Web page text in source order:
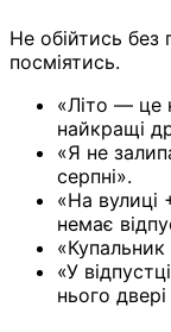
Не обійтись
посміятись.
«Літо — це
найкращі
«Я не
серпні».
«На вулиці
немає
«Купальник
«У
нього